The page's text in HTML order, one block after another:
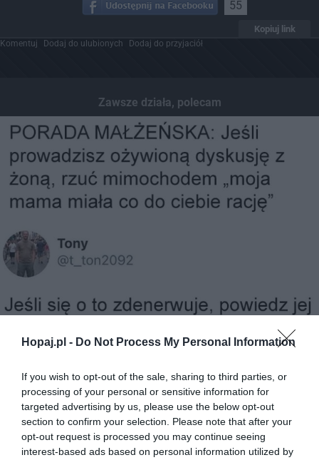
Hopaj.pl - Do Not Process My Personal Information
If you wish to opt-out of the sale, sharing to third parties, or
processing of your personal or sensitive information for
targeted advertising by us, please use the below opt-out
section to confirm your selection. Please note that after your
opt-out request is processed you may continue seeing
interest-based ads based on personal information utilized by
55
Kopiuj link
Komentuj Dodaj do ulubionych Dodaj do przyjaciół
Zawsze działa, polecam